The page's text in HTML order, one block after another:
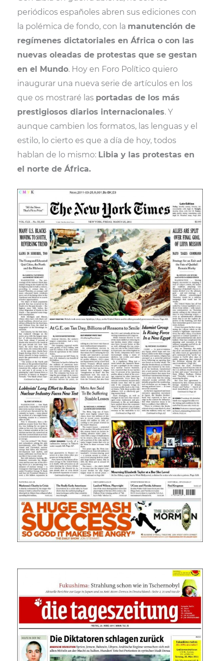
t
t
e
r
)
o
o
k
r
s
t
A
p
p
periódicos españoles abren sus ediciones con
la polémica de fondo, con la manutención de
regímenes dictatoriales en África o con las
nuevas oleadas de protestas que se gestan
en el Mundo. Hoy en Foro Político quiero
inaugurar una nueva serie de artículos en los
que os mostraré las portadas de los más
prestigiosos diarios internacionales. Y
aunque cambien los formatos, las lenguas y el
estilo, lo cierto es que a día de hoy, todos
hablan de lo mismo: Libia y las protestas en
el norte de África.